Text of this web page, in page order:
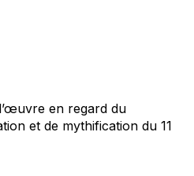
en regard du
et de mythification du 11